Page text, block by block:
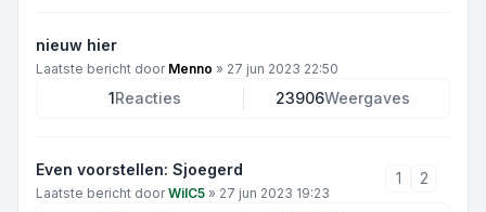
nieuw hier
Laatste bericht door Menno » 27 jun 2023 22:50
1Reacties 23906Weergaves
Even voorstellen: Sjoegerd
Laatste bericht doorWilC5 » 27 jun 2023 19:23
1 2